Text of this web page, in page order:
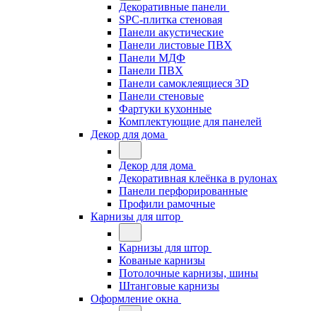
Декоративные панели
SPC-плитка стеновая
Панели акустические
Панели листовые ПВХ
Панели МДФ
Панели ПВХ
Панели самоклеящиеся 3D
Панели стеновые
Фартуки кухонные
Комплектующие для панелей
Декор для дома
Декор для дома
Декоративная клеёнка в рулонах
Панели перфорированные
Профили рамочные
Карнизы для штор
Карнизы для штор
Кованые карнизы
Потолочные карнизы, шины
Штанговые карнизы
Оформление окна